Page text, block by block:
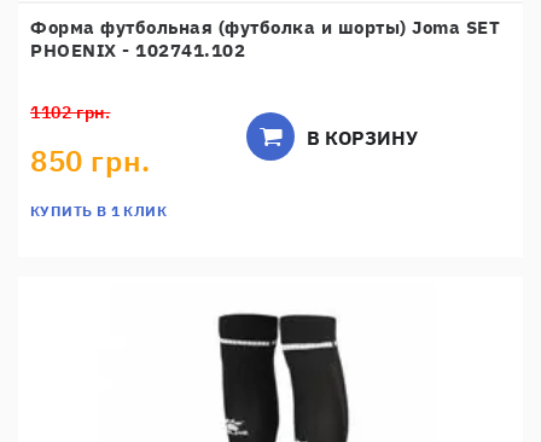
Форма футбольная (футболка и шорты) Joma SET
PHOENIX - 102741.102
1102 грн.
850 грн.
КУПИТЬ В 1 КЛИК
В КОРЗИНУ